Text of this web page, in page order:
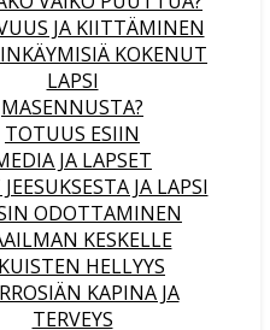
JA KIITTÄMINEN
KOKENUT
LAPSI
MASENNUSTA?
TOTUUS ESIIN
JA LAPSET
JA LAPSI
ODOTTAMINEN
KESKELLE
HELLYYS
KAPINA JA
TERVEYS